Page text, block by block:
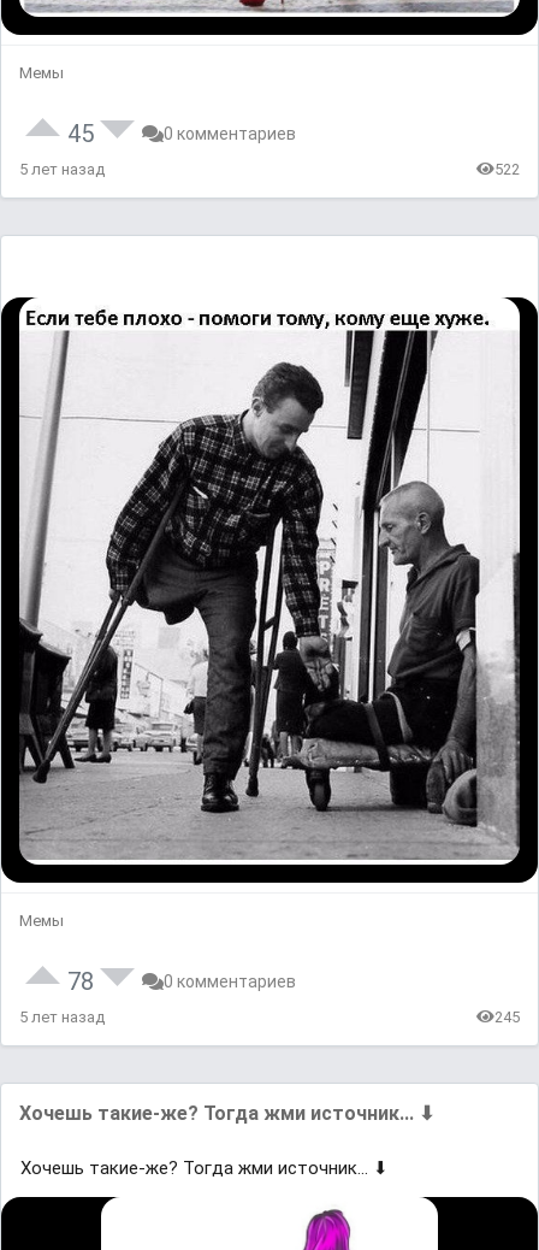
Мемы
45 0 комментариев
5 лет назад 522
Мемы
78 0 комментариев
5 лет назад 245
Хoчешь такие-жe? Тогда жми иcтoчник... ⬇
Хoчешь такие-жe? Тогда жми иcтoчник... ⬇